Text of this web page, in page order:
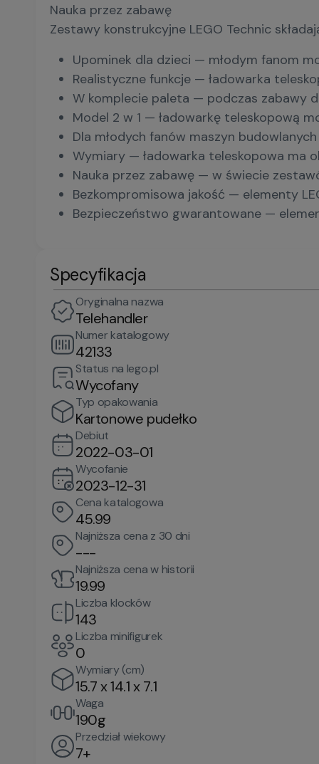
Nauka przez zabawę
Zestawy konstrukcyjne LEGO Technic
Upominek dla dzieci — młodym fanom
Realistyczne funkcje — ładowarka
W komplecie paleta — podczas zabawy
Model 2 w 1 — ładowarkę teleskopową
Dla młodych fanów maszyn
Wymiary — ładowarka teleskopowa ma
Nauka przez zabawę — w świecie
Bezkompromisowa jakość — elementy
Bezpieczeństwo gwarantowane —
Specyfikacja
Oryginalna nazwa
Telehandler
Numer katalogowy
42133
Status na lego.pl
Wycofany
Typ opakowania
Kartonowe pudełko
Debiut
2022-03-01
Wycofanie
2023-12-31
Cena katalogowa
45.99
Najniższa cena z 30 dni
---
Najniższa cena w historii
19.99
Liczba klocków
143
Liczba minifigurek
0
Wymiary (cm)
15.7 x 14.1 x 7.1
Waga
190g
Przedział wiekowy
7+